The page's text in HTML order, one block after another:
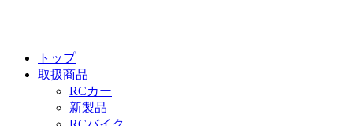
トップ
取扱商品
RCカー
新製品